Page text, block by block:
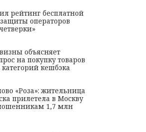
рейтинг бесплатной
операторов
объясняет
на покупку товаров
кешбэка
«Роза»: жительница
прилетела в Москву
1,7 млн